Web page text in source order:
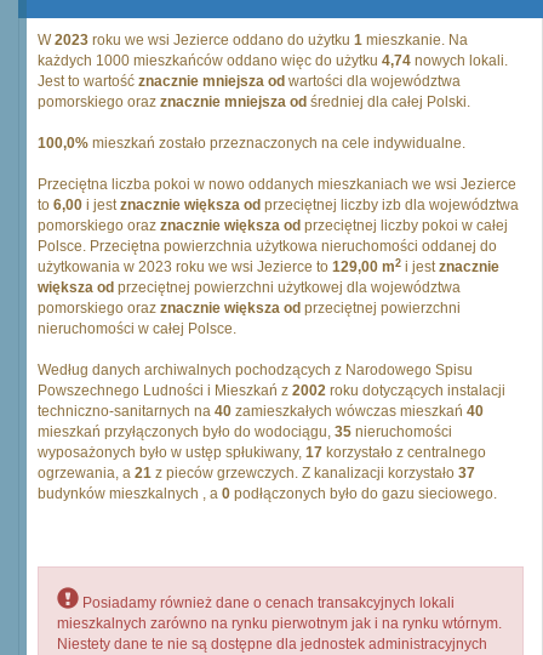
W2023 roku we wsi Jezierce oddano do użytku 1 mieszkanie. Na
każdych 1000 mieszkańców oddano więc do użytku 4,74 nowych lokali.
Jest to wartość znacznie mniejsza od wartości dla województwa
pomorskiego oraz znacznie mniejsza od średniej dla całej Polski.
100,0% mieszkań zostało przeznaczonych na cele indywidualne.
Przeciętna liczba pokoi w nowo oddanych mieszkaniach we wsi Jezierce
to 6,00 i jestznacznie większa od przeciętnej liczby izb dla województwa
pomorskiego oraz znacznie większa od przeciętnej liczby pokoi w całej
Polsce. Przeciętna powierzchnia użytkowa nieruchomości oddanej do
użytkowania w 2023 roku we wsi Jezierce to 129,00 m2 i jestznacznie
większa od przeciętnej powierzchni użytkowej dla województwa
pomorskiego oraz znacznie większa od przeciętnej powierzchni
nieruchomości w całej Polsce.
Według danych archiwalnych pochodzących z Narodowego Spisu
Powszechnego Ludności i Mieszkań z 2002 roku dotyczących instalacji
techniczno-sanitarnych na 40 zamieszkałych wówczas mieszkań 40
mieszkań przyłączonych było do wodociągu, 35 nieruchomości
wyposażonych było w ustęp spłukiwany, 17 korzystało z centralnego
ogrzewania, a 21 z pieców grzewczych. Z kanalizacji korzystało 37
budynków mieszkalnych , a 0 podłączonych było do gazu sieciowego.
Posiadamy również dane o cenach transakcyjnych lokali
mieszkalnych zarówno na rynku pierwotnym jak i na rynku wtórnym.
Niestety dane te nie są dostępne dla jednostek administracyjnych